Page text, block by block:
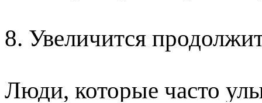
8. Увеличится
Люди, которые часто